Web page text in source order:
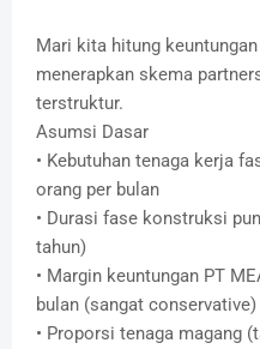
Mari kita hitung
menerapkan skema
terstruktur.
Asumsi Dasar
• Kebutuhan tenaga kerja
orang per bulan
• Durasi fase konstruksi
tahun)
• Margin keuntungan PT
bulan (sangat conservative)
• Proporsi tenaga magang